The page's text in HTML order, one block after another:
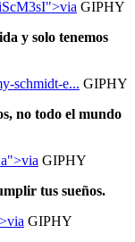
GIPHY
y solo tenemos
schmidt-e... GIPHY
no todo el mundo
GIPHY
tus sueños.
GIPHY